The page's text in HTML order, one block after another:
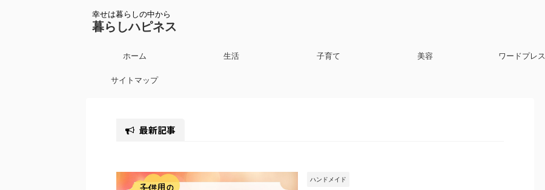
幸せは暮らしの中から
暮らしハピネス
ホーム 生活 子育て 美容 ワードプレス
サイトマップ
最新記事
ハンドメイド